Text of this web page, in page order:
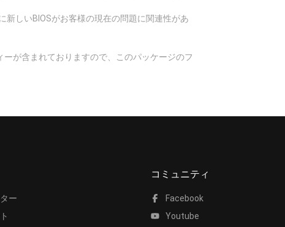
しいBIOSがお客様の現在の問題に関連性があ
が含まれておりますので、このパッケージのフ
ー
コミュニティ
Facebook
Youtube